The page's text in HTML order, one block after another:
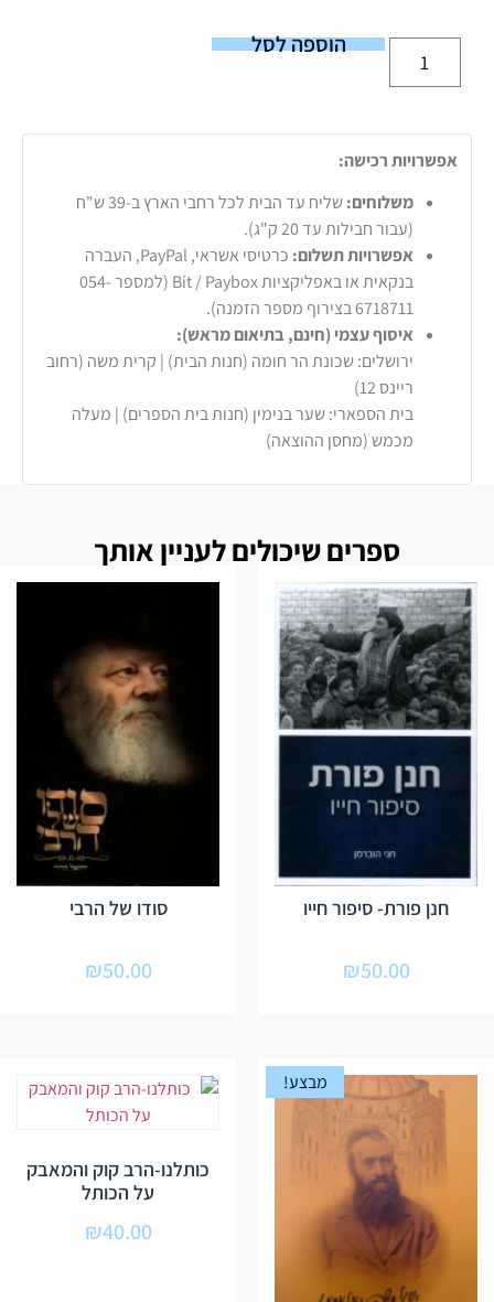
הוספה לסל
אפשרויות רכישה:
משלוחים:
שליח עד הבית לכל רחבי הארץ ב-39 ש"ח
(עבור חבילות עד 20 ק"ג).
אפשרויות תשלום:
כרטיסי אשראי, PayPal, העברה
בנקאית או באפליקציות Bit / Paybox (למספר 054-
6718711 בצירוף מספר הזמנה).
איסוף עצמי (חינם, בתיאום מראש):
ירושלים: שכונת הר חומה (חנות הבית) | קרית משה (רחוב
ריינס 12)
בית הספארי: שער בנימין (חנות בית הספרים) | מעלה
מכמש (מחסן ההוצאה)
ספרים שיכולים לעניין אותך
חנן פורת- סיפור חייו
₪50.00
סודו של הרבי
₪50.00
מבצע!
כותלנו-הרב קוק והמאבק
על הכותל
₪40.00